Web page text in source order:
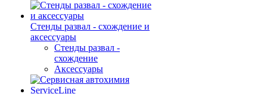
Стенды развал - схождение и
аксессуары
Стенды развал -
схождение
Аксессуары